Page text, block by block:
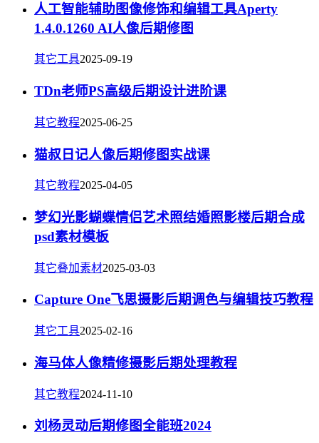
人工智能辅助图像修饰和编辑工具Aperty
1.4.0.1260 AI人像后期修图
其它工具2025-09-19
TDn老师PS高级后期设计进阶课
其它教程2025-06-25
猫叔日记人像后期修图实战课
其它教程2025-04-05
梦幻光影蝴蝶情侣艺术照结婚照影楼后期合成
psd素材模板
其它叠加素材2025-03-03
Capture One飞思摄影后期调色与编辑技巧教程
其它工具2025-02-16
海马体人像精修摄影后期处理教程
其它教程2024-11-10
刘杨灵动后期修图全能班2024